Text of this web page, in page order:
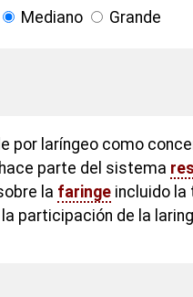
Mediano Grande
por laríngeo como
parte del sistema
la faringe incluido la
participación de la